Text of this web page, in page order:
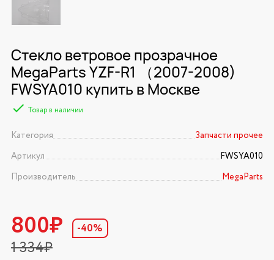
Стекло ветровое прозрачное
MegaParts YZF-R1 （2007-2008)
FWSYA010 купить в Москве
Товар в наличии
Категория
Запчасти прочее
Артикул
FWSYA010
Производитель
MegaParts
800₽
1 334₽
-40%